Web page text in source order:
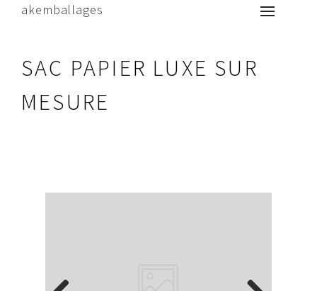
akemballages
SAC PAPIER LUXE SUR
MESURE